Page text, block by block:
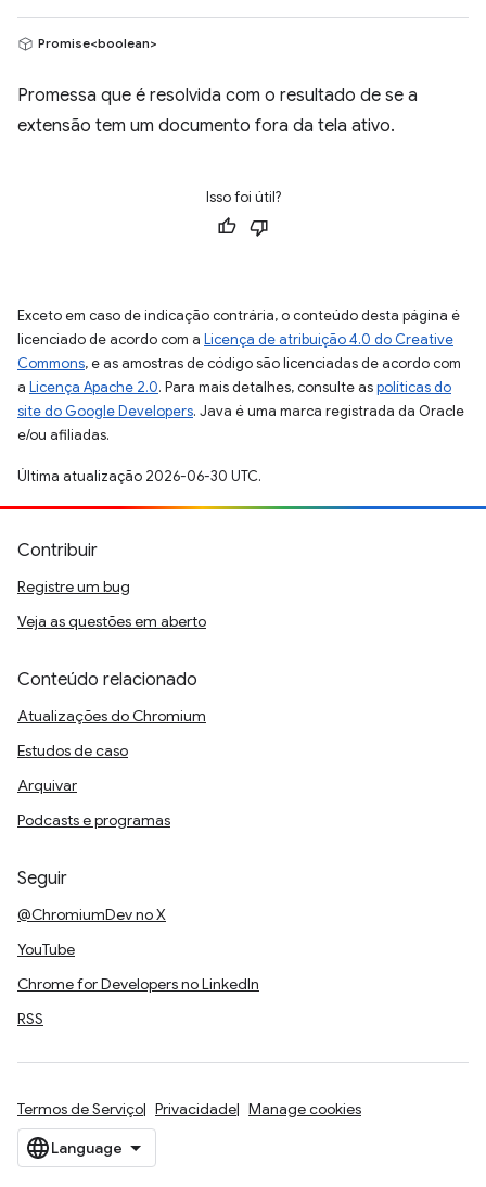
Promise<boolean>
Promessa que é resolvida com o resultado de se a
extensão tem um documento fora da tela ativo.
Isso foi útil?
Exceto em caso de indicação contrária, o conteúdo desta página é
licenciado de acordo com a Licença de atribuição 4.0 do Creative
Commons, e as amostras de código são licenciadas de acordo com
a Licença Apache 2.0. Para mais detalhes, consulte aspolíticas do
site do Google Developers. Java é uma marca registrada da Oracle
e/ou afiliadas.
Última atualização 2026-06-30 UTC.
Contribuir
Registre um bug
Veja as questões em aberto
Conteúdo relacionado
Atualizações do Chromium
Estudos de caso
Arquivar
Podcasts e programas
Seguir
@ChromiumDev no X
YouTube
Chrome for Developers no LinkedIn
RSS
Termos de Serviço Privacidade Manage cookies